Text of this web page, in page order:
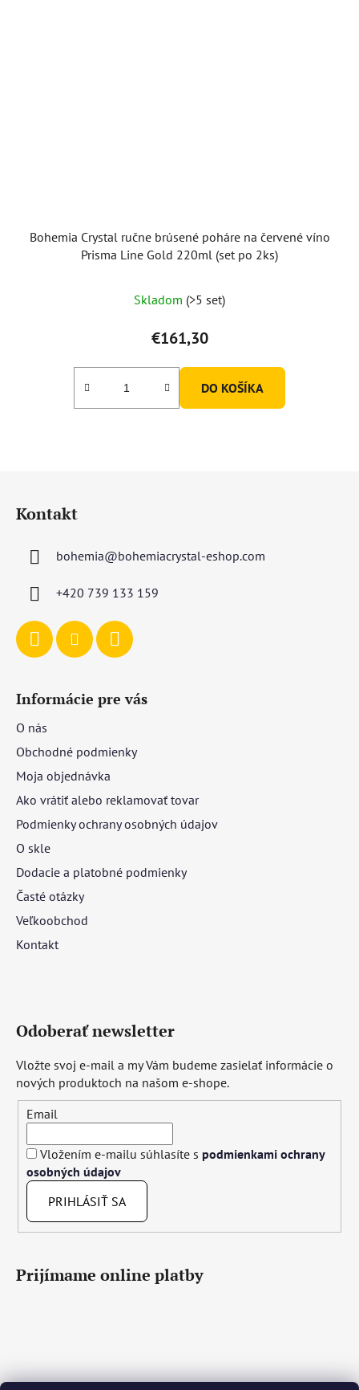
Bohemia Crystal ručne brúsené poháre na červené víno
Prisma Line Gold 220ml (set po 2ks)
Skladom (>5 set)
€161,30
DO KOŠÍKA
Kontakt
bohemia@bohemiacrystal-eshop.com
+420 739 133 159
Informácie pre vás
O nás
Obchodné podmienky
Moja objednávka
Ako vrátiť alebo reklamovať tovar
Podmienky ochrany osobných údajov
O skle
Dodacie a platobné podmienky
Časté otázky
Veľkoobchod
Kontakt
Odoberať newsletter
Vložte svoj e-mail a my Vám budeme zasielať informácie o
nových produktoch na našom e-shope.
Email
Vložením e-mailu súhlasíte s podmienkami ochrany
osobných údajov
PRIHLÁSIŤ SA
Prijímame online platby